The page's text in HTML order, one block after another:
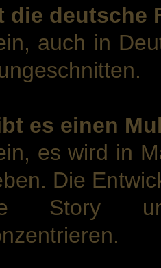
die deutsche
auch in
es einen
es wird in
Die
Story